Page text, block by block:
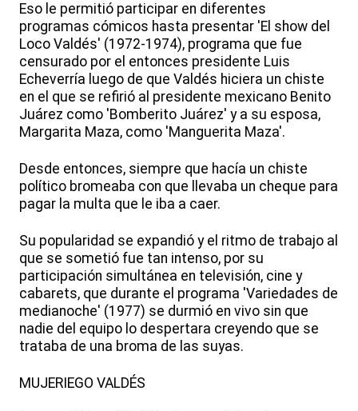
Eso le permitió participar en diferentes
programas cómicos hasta presentar 'El show del
Loco Valdés' (1972-1974), programa que fue
censurado por el entonces presidente Luis
Echeverría luego de que Valdés hiciera un chiste
en el que se refirió al presidente mexicano Benito
Juárez como 'Bomberito Juárez' y a su esposa,
Margarita Maza, como 'Manguerita Maza'.
Desde entonces, siempre que hacía un chiste
político bromeaba con que llevaba un cheque para
pagar la multa que le iba a caer.
Su popularidad se expandió y el ritmo de trabajo al
que se sometió fue tan intenso, por su
participación simultánea en televisión, cine y
cabarets, que durante el programa 'Variedades de
medianoche' (1977) se durmió en vivo sin que
nadie del equipo lo despertara creyendo que se
trataba de una broma de las suyas.
MUJERIEGO VALDÉS